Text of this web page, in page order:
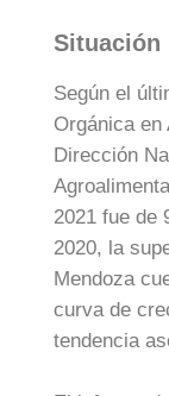
Situación
Según el
Orgánica en
Dirección
2021 fue de
2020, la
Mendoza
curva de
tendencia